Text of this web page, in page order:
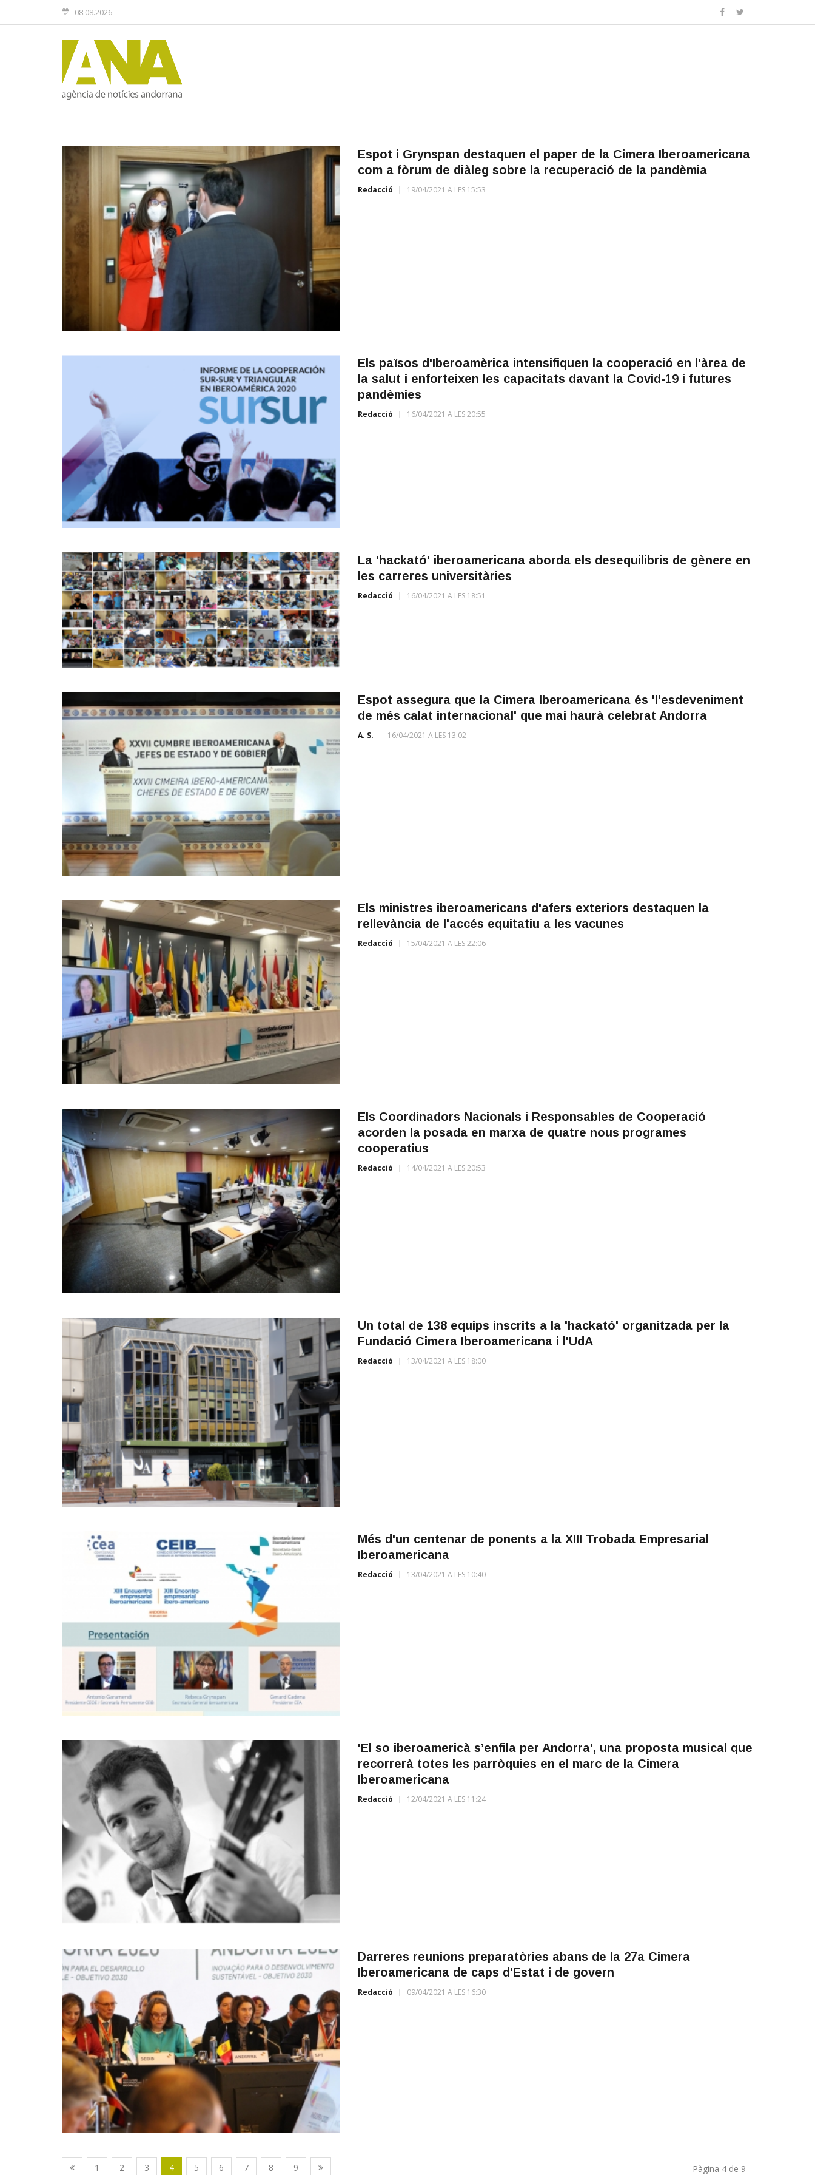
08.08.2026
Espot i Grynspan destaquen el paper de la Cimera Iberoamericana
com a fòrum de diàleg sobre la recuperació de la pandèmia
Redacció 19/04/2021 A LES 15:53
Els països d'Iberoamèrica intensifiquen la cooperació en l'àrea de
la salut i enforteixen les capacitats davant la Covid-19 i futures
pandèmies
Redacció 16/04/2021 A LES 20:55
La 'hackató' iberoamericana aborda els desequilibris de gènere en
les carreres universitàries
Redacció 16/04/2021 A LES 18:51
Espot assegura que la Cimera Iberoamericana és 'l'esdeveniment
de més calat internacional' que mai haurà celebrat Andorra
A. S. 16/04/2021 A LES 13:02
Els ministres iberoamericans d'afers exteriors destaquen la
rellevància de l'accés equitatiu a les vacunes
Redacció 15/04/2021 A LES 22:06
Els Coordinadors Nacionals i Responsables de Cooperació
acorden la posada en marxa de quatre nous programes
cooperatius
Redacció 14/04/2021 A LES 20:53
Un total de 138 equips inscrits a la 'hackató' organitzada per la
Fundació Cimera Iberoamericana i l'UdA
Redacció 13/04/2021 A LES 18:00
Més d'un centenar de ponents a la XIII Trobada Empresarial
Iberoamericana
Redacció 13/04/2021 A LES 10:40
'El so iberoamericà s’enfila per Andorra', una proposta musical que
recorrerà totes les parròquies en el marc de la Cimera
Iberoamericana
Redacció 12/04/2021 A LES 11:24
Darreres reunions preparatòries abans de la 27a Cimera
Iberoamericana de caps d'Estat i de govern
Redacció 09/04/2021 A LES 16:30
1 2 3 4 5 6 7 8 9 Pàgina 4 de 9